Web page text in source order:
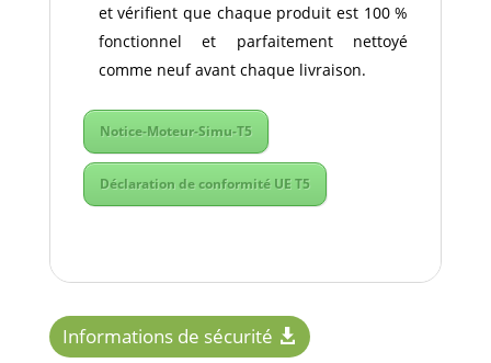
et vérifient que chaque produit est 100 %
fonctionnel et parfaitement nettoyé
comme neuf avant chaque livraison.
Notice-Moteur-Simu-T5
Déclaration de conformité UE T5
Informations de sécurité